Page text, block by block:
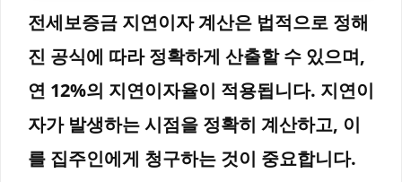
전세보증금 지연이자 계산은 법적으로 정해
진 공식에 따라 정확하게 산출할 수 있으며,
연 12%의 지연이자율이 적용됩니다. 지연이
자가 발생하는 시점을 정확히 계산하고, 이
를 집주인에게 청구하는 것이 중요합니다.